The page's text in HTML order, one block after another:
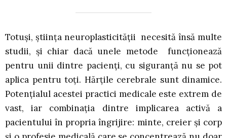
Totuși, știința neuroplasticității necesită însă multe
studii, și chiar dacă unele metode funcționează
pentru unii dintre pacienți, cu siguranță nu se pot
aplica pentru toți. Hărțile cerebrale sunt dinamice.
Potențialul acestei practici medicale este extrem de
vast, iar combinația dintre implicarea activă a
pacientului în propria îngrijire: minte, creier și corp